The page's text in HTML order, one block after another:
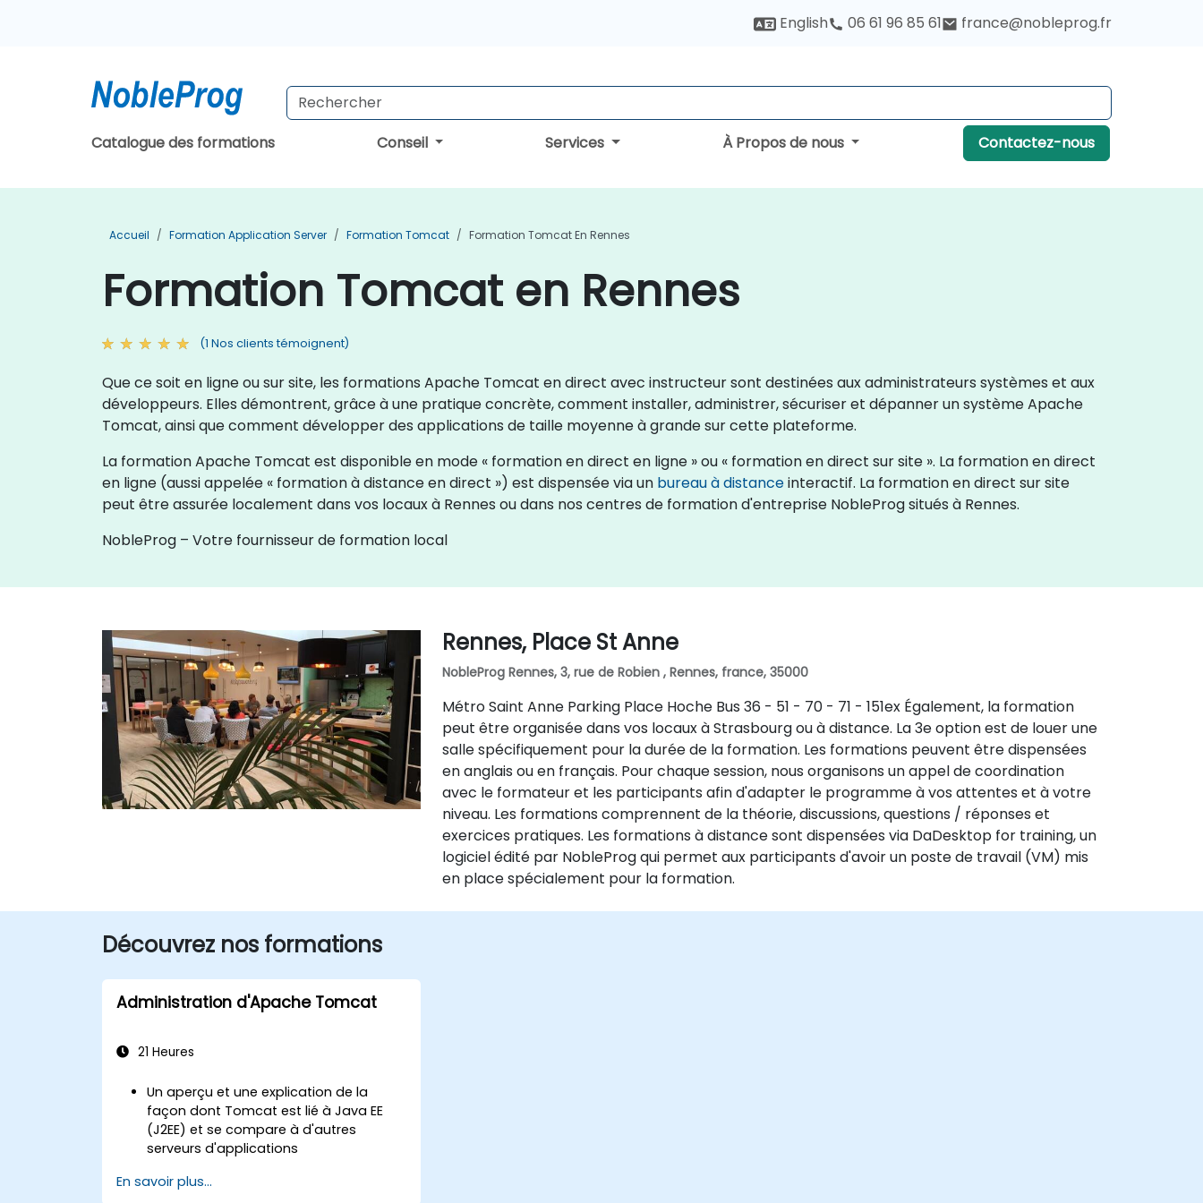
English 06 61 96 85 61 france@nobleprog.fr
Catalogue des formations Conseil Services À Propos de nous Contactez-nous
Accueil Formation Application Server Formation Tomcat Formation Tomcat En Rennes
Formation Tomcat en Rennes
(1 Nos clients témoignent)
Que ce soit en ligne ou sur site, les formations Apache Tomcat en direct avec instructeur sont destinées aux administrateurs systèmes et aux
développeurs. Elles démontrent, grâce à une pratique concrète, comment installer, administrer, sécuriser et dépanner un système Apache
Tomcat, ainsi que comment développer des applications de taille moyenne à grande sur cette plateforme.
La formation Apache Tomcat est disponible en mode « formation en direct en ligne » ou « formation en direct sur site ». La formation en direct
en ligne (aussi appelée « formation à distance en direct ») est dispensée via un bureau à distanceinteractif. La formation en direct sur site
peut être assurée localement dans vos locaux à Rennes ou dans nos centres de formation d'entreprise NobleProg situés à Rennes.
NobleProg – Votre fournisseur de formation local
Rennes, Place St Anne
NobleProg Rennes, 3, rue de Robien , Rennes, france, 35000
Métro Saint Anne Parking Place Hoche Bus 36 - 51 - 70 - 71 - 151ex Également, la formation
peut être organisée dans vos locaux à Strasbourg ou à distance. La 3e option est de louer une
salle spécifiquement pour la durée de la formation. Les formations peuvent être dispensées
en anglais ou en français. Pour chaque session, nous organisons un appel de coordination
avec le formateur et les participants afin d'adapter le programme à vos attentes et à votre
niveau. Les formations comprennent de la théorie, discussions, questions / réponses et
exercices pratiques. Les formations à distance sont dispensées via DaDesktop for training, un
logiciel édité par NobleProg qui permet aux participants d'avoir un poste de travail (VM) mis
en place spécialement pour la formation.
Découvrez nos formations
Administration d'Apache Tomcat
21 Heures
Un aperçu et une explication de la
façon dont Tomcat est lié à Java EE
(J2EE) et se compare à d'autres
serveurs d'applications
Tomcat sur des environnements
En savoir plus...